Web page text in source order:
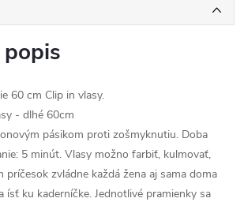
60 cm Clip in vlasy.
- dlhé 60cm
pásikom proti zošmyknutiu. Doba
5 minút. Vlasy možno farbiť, kulmovať,
príčesok zvládne každá žena aj sama doma
ísť ku kaderníčke. Jednotlivé pramienky sa